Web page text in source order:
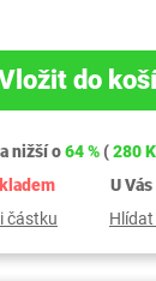
do
nižší o64 %(280
U
částku
Hlídat